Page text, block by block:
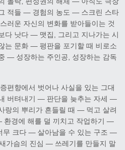
적들 — 경험의 농도 — 스크린 스타
운 자신의 변화를 받아들이는 것
다 낫다 — 맷집, 그리고 지나가는 시
는 문화 — 평판을 포기할 때 비로소
— 성장하는 주인공, 성장하는 감독
편향에서 벗어나 사실을 있는 그대
버텨내기 — 판단을 늦추는 자세 —
랑의 뿌리가 흔들릴 때 — 먹고 살려
환경에 해를 덜 끼치고 작업하기 —
무 크다 — 살아남을 수 있는 구조 —
가슴의 진심 — 쓰레기를 만들지 말